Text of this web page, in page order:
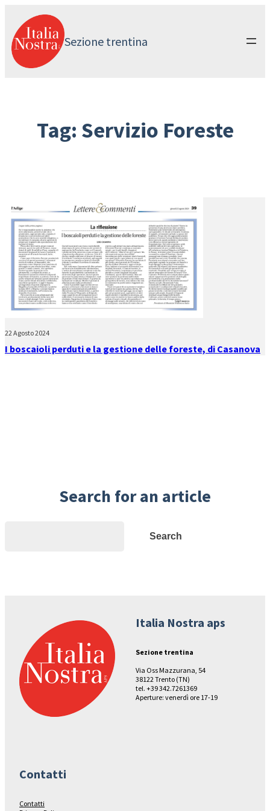
contenuto
Sezione trentina
Tag: Servizio Foreste
22 Agosto 2024
I boscaioli perduti e la gestione delle foreste, di Casanova
Search for an article
Search
Italia Nostra aps
Sezione trentina
Via Oss Mazzurana, 54
38122 Trento (TN)
tel. +39 342.7261369
Aperture: venerdì ore 17-19
Contatti
Contatti